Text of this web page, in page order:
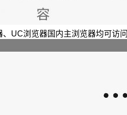
UC浏览器国内主浏览器均可访问